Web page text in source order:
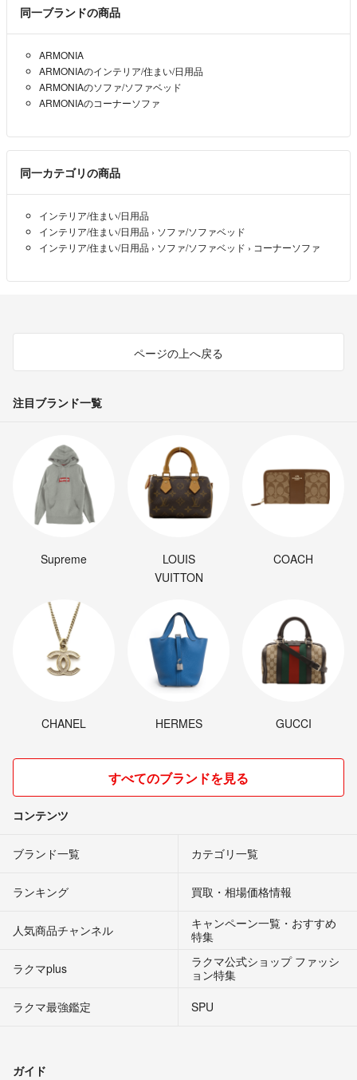
及びエスハウスの利用をお控え頂きます様ご理解の程、宜しくお願い申し
上げます
何らかの事情でやむを得ないキャンセルの場合は川崎駅から1km×1000円
をご請求致します事ご了承下さい
モノ様
送料は現地にてお支払い頂く形になります。
最短でのお届けは明日の夜間配達からとなっております。
宜しくお願い致します。
都内川崎横浜は送料無料その他近郊格安配達
こんばんは。
こちらを購入させていただきたいのですが、送料はどうすれば宜しい
でしょうか？
モノ - 3年弱前
お問合せ頂き有難う御座います。
最短でのお届けは9/7(木)〜となっております。
出品者 都内川崎横浜は送料無料その他近郊格安配達- 3年弱前
ょうか？
また可能な場合のお値段をご教授いただけますでしょうか？
宜しくお願い致します。
モノ- 3年弱前
同一ブランドの商品
ARMONIA
ARMONIAのインテリア/住まい/日用品
ARMONIAのソファ/ソファベッド
ARMONIAのコーナーソファ
同一カテゴリの商品
インテリア/住まい/日用品
インテリア/住まい/日用品 › ソファ/ソファベッド
インテリア/住まい/日用品 › ソファ/ソファベッド › コーナーソファ
ページの上へ戻る
注目ブランド一覧
Supreme
LOUIS
VUITTON
COACH
CHANEL HERMES GUCCI
すべてのブランドを見る
コンテンツ
ブランド一覧 カテゴリ一覧
ランキング 買取・相場価格情報
人気商品チャンネル
キャンペーン一覧・おすすめ
特集
ラクマplus
ラクマ公式ショップ ファッシ
ョン特集
ラクマ最強鑑定
SPU
ガイド